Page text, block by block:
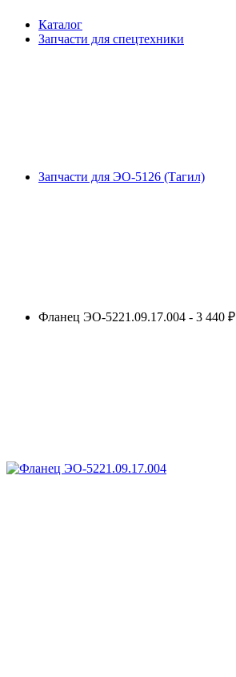
Каталог
Запчасти для спецтехники
Запчасти для ЭО-5126 (Тагил)
Фланец ЭО-5221.09.17.004 - 3 440 ₽